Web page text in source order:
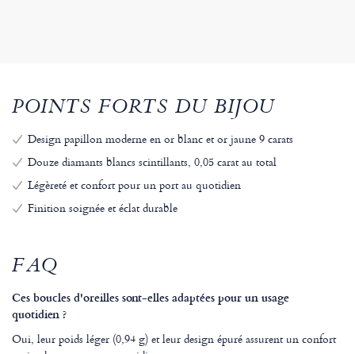
POINTS FORTS DU BIJOU
Design papillon moderne en or blanc et or jaune 9 carats
Douze diamants blancs scintillants, 0,05 carat au total
Légèreté et confort pour un port au quotidien
Finition soignée et éclat durable
FAQ
Ces boucles d'oreilles sont-elles adaptées pour un usage
quotidien ?
Oui, leur poids léger (0,94 g) et leur design épuré assurent un confort